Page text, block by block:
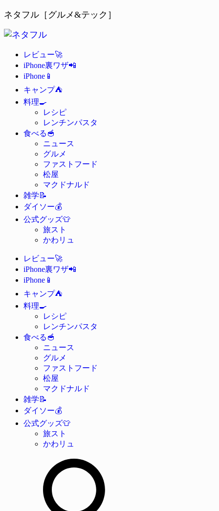
ネタフル［グルメ&テック］
レビュー🚀
iPhone裏ワザ📲
iPhone 📱
キャンプ⛺
料理🍳
レシピ
レンチンパスタ
食べる 🥣
ニュース
グルメ
ファストフード
松屋
マクドナルド
雑学📝
ダイソー💰
公式グッズ👕
旅スト
かわリュ
レビュー🚀
iPhone裏ワザ📲
iPhone 📱
キャンプ⛺
料理🍳
レシピ
レンチンパスタ
食べる 🥣
ニュース
グルメ
ファストフード
松屋
マクドナルド
雑学📝
ダイソー💰
公式グッズ👕
旅スト
かわリュ